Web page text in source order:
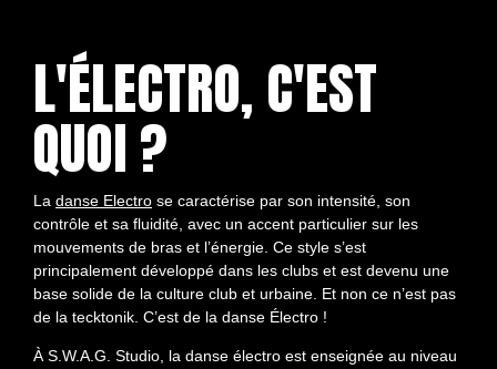
L'ÉLECTRO, C'EST
QUOI ?
La danse Electro se caractérise par son intensité, son
contrôle et sa fluidité, avec un accent particulier sur les
mouvements de bras et l’énergie. Ce style s’est
principalement développé dans les clubs et est devenu une
base solide de la culture club et urbaine. Et non ce n’est pas
de la tecktonik. C’est de la danse Électro !
À S.W.A.G. Studio, la danse électro est enseignée au niveau